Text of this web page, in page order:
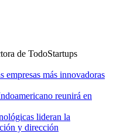
de TodoStartups
más innovadoras
reunirá en
lideran la
y dirección